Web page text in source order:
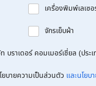
เครื่องพิมพ์เลเซอ
จักรเย็บผ้า
าเดอร์ คอมเมอร์เชี่ยล (ปร
ยบายความเป็นส่วนตัว และนโยบ